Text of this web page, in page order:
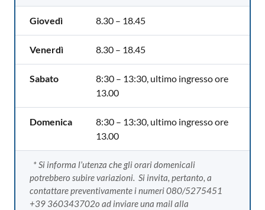
Giovedì 8.30 – 18.45
Venerdì 8.30 – 18.45
Sabato
8:30 – 13:30, ultimo ingresso ore
13.00
Domenica
8:30 – 13:30, ultimo ingresso ore
13.00
* Si informa l’utenza che gli orari domenicali
potrebbero subire variazioni. Si invita, pertanto, a
contattare preventivamente i numeri 080/5275451
+39 360343702o ad inviare una mail alla